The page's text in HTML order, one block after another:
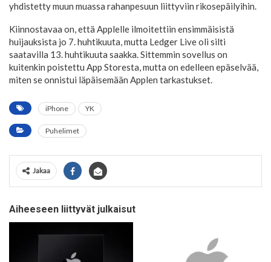
yhdistetty muun muassa rahanpesuun liittyviin rikosepäilyihin.
Kiinnostavaa on, että Applelle ilmoitettiin ensimmäisistä
huijauksista jo 7. huhtikuuta, mutta Ledger Live oli silti
saatavilla 13. huhtikuuta saakka. Sittemmin sovellus on
kuitenkin poistettu App Storesta, mutta on edelleen epäselvää,
miten se onnistui läpäisemään Applen tarkastukset.
iPhone YK
Puhelimet
Jakaa
Aiheeseen liittyvät julkaisut